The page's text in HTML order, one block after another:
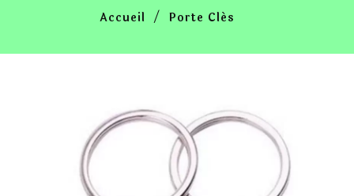
Fille Et Garcon Avec
Accueil Porte Clés